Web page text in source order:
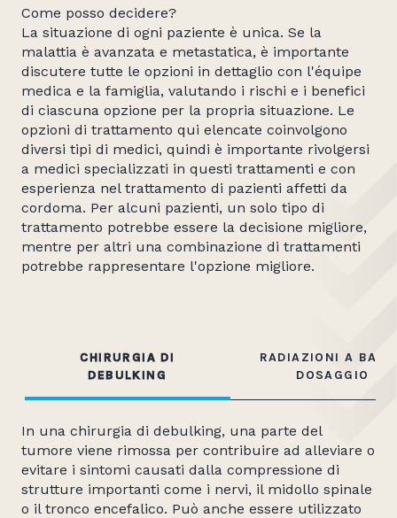
Come posso decidere?
La situazione di ogni paziente è unica. Se la
malattia è avanzata e metastatica, è importante
discutere tutte le opzioni in dettaglio con l'équipe
medica e la famiglia, valutando i rischi e i benefici
di ciascuna opzione per la propria situazione. Le
opzioni di trattamento qui elencate coinvolgono
diversi tipi di medici, quindi è importante rivolgersi
a medici specializzati in questi trattamenti e con
esperienza nel trattamento di pazienti affetti da
cordoma. Per alcuni pazienti, un solo tipo di
trattamento potrebbe essere la decisione migliore,
mentre per altri una combinazione di trattamenti
potrebbe rappresentare l'opzione migliore.
CHIRURGIA DI
DEBULKING
RADIAZIONI A
DOSAGGIO
In una chirurgia di debulking, una parte del
tumore viene rimossa per contribuire ad alleviare o
evitare i sintomi causati dalla compressione di
strutture importanti come i nervi, il midollo spinale
o il tronco encefalico. Può anche essere utilizzato